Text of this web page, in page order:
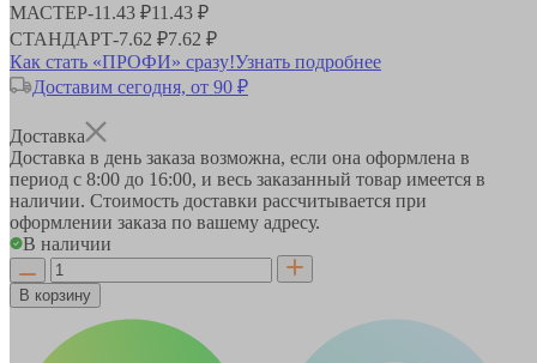
МАСТЕР-11.43 ₽11.43 ₽
СТАНДАРТ-7.62 ₽7.62 ₽
Как стать «ПРОФИ» сразу!Узнать подробнее
Доставим сегодня, от 90 ₽
Доставка
Доставка в день заказа возможна, если она оформлена в
период с 8:00 до 16:00, и весь заказанный товар имеется в
наличии. Стоимость доставки рассчитывается при
оформлении заказа по вашему адресу.
В наличии
В корзину